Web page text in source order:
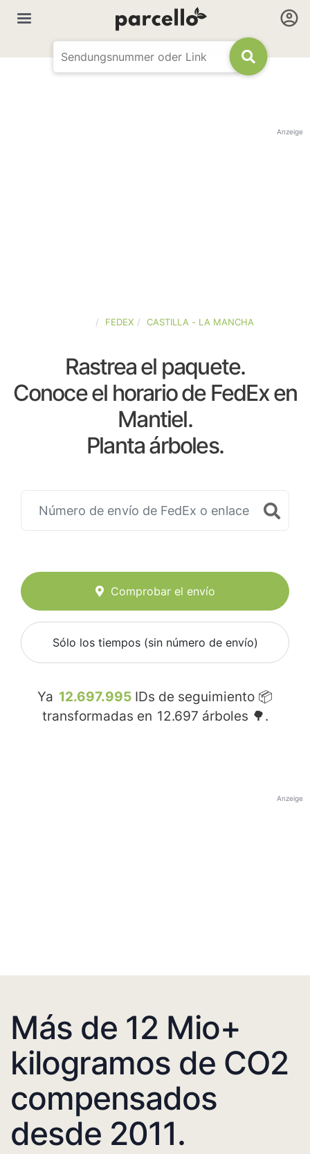
Anzeige
FEDEX CASTILLA - LA MANCHA
Rastrea el paquete.
Conoce el horario de FedEx en
Mantiel.
Planta árboles.
Comprobar el envío
Sólo los tiempos (sin número de envío)
Ya 12.697.995 IDs de seguimiento 📦
transformadas en 12.697 árboles 🌳.
Anzeige
Más de 12 Mio+
kilogramos de CO2
compensados
desde 2011.